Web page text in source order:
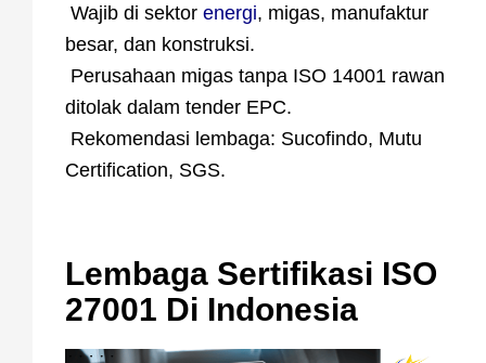
Wajib di sektor energi, migas, manufaktur
besar, dan konstruksi.
Perusahaan migas tanpa ISO 14001 rawan
ditolak dalam tender EPC.
Rekomendasi lembaga: Sucofindo, Mutu
Certification, SGS.
Lembaga Sertifikasi ISO
27001 Di Indonesia